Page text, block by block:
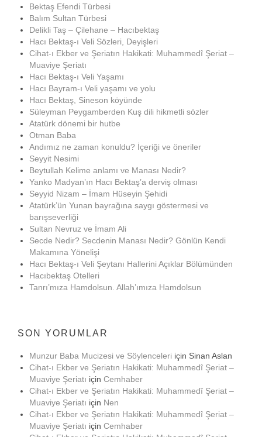
Bektaş Efendi Türbesi
Balım Sultan Türbesi
Delikli Taş – Çilehane – Hacıbektaş
Hacı Bektaş-ı Veli Sözleri, Deyişleri
Cihat-ı Ekber ve Şeriatın Hakikati: Muhammedî Şeriat –
Muaviye Şeriatı
Hacı Bektaş-ı Veli Yaşamı
Hacı Bayram-ı Veli yaşamı ve yolu
Hacı Bektaş, Sineson köyünde
Süleyman Peygamberden Kuş dili hikmetli sözler
Atatürk dönemi bir hutbe
Otman Baba
Andımız ne zaman konuldu? İçeriği ve öneriler
Seyyit Nesimi
Beytullah Kelime anlamı ve Manası Nedir?
Yanko Madyan’ın Hacı Bektaş’a derviş olması
Seyyid Nizam – İmam Hüseyin Şehidi
Atatürk’ün Yunan bayrağına saygı göstermesi ve
barışseverliği
Sultan Nevruz ve İmam Ali
Secde Nedir? Secdenin Manası Nedir? Gönlün Kendi
Makamına Yönelişi
Hacı Bektaş-ı Veli Şeytanı Hallerini Açıklar Bölümünden
Hacıbektaş Otelleri
Tanrı’mıza Hamdolsun. Allah’ımıza Hamdolsun
SON YORUMLAR
Munzur Baba Mucizesi ve Söylenceleri için Sinan Aslan
Cihat-ı Ekber ve Şeriatın Hakikati: Muhammedî Şeriat –
Muaviye Şeriatı için Cemhaber
Cihat-ı Ekber ve Şeriatın Hakikati: Muhammedî Şeriat –
Muaviye Şeriatı için Nen
Cihat-ı Ekber ve Şeriatın Hakikati: Muhammedî Şeriat –
Muaviye Şeriatı için Cemhaber